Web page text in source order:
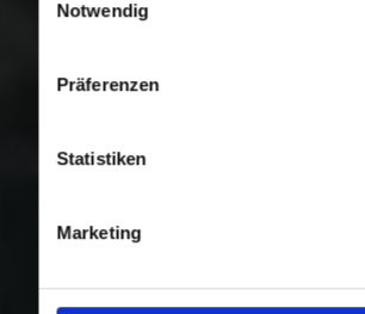
Nutzung der Dienste gesammelt
Notwendig
Präferenzen
Statistiken
Marketing